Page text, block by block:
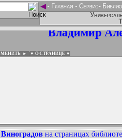
◄- Главная - Сервис-
Владимир
► ▼ О СТРАНИЦЕ ▼
на страницах